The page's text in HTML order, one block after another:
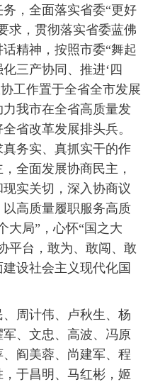
，全面落实省委“更好
求，贯彻落实省委蓝佛
精神，按照市委“舞起
三产协同、推进‘四
工作置于全省全市发展
我市在全省高质量发
省改革发展排头兵。
务实、真抓实干的作
全面发展协商民主，
实关切，深入协商议
高质量履职服务高质
大局”，心怀“国之大
平台，敢为、敢闯、敢
设社会主义现代化国
周计伟、卢秋生、杨
、文忠、高波、冯原
阎美蓉、尚建军、程
于昌明、马红彬，姬